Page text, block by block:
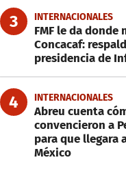
3 INTERNACIONALES
FMF le da donde
Concacaf:
presidencia de
4 INTERNACIONALES
Abreu cuenta
convencieron a
para que llegara
México